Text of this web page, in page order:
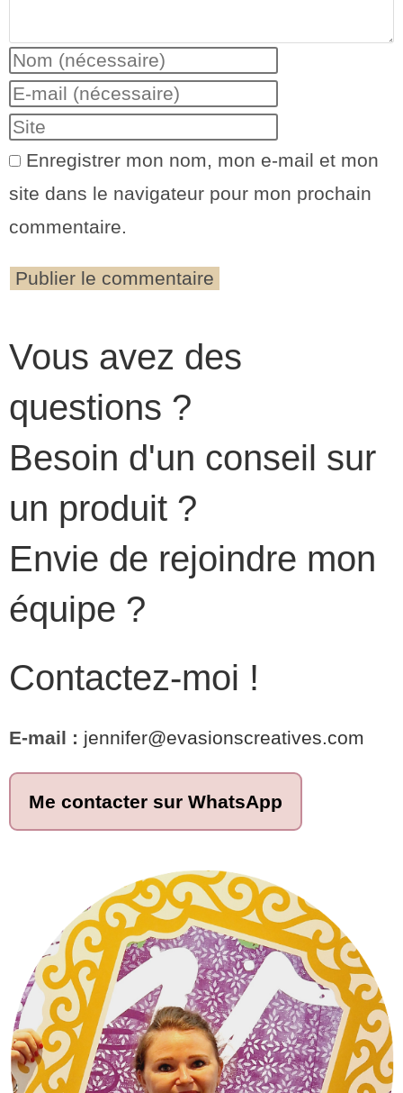
Enregistrer mon nom, mon e-mail et mon
site dans le navigateur pour mon prochain
commentaire.
Vous avez des
questions ?
Besoin d'un conseil sur
un produit ?
Envie de rejoindre mon
équipe ?
Contactez-moi !
E-mail : jennifer@evasionscreatives.com
Me contacter sur WhatsApp